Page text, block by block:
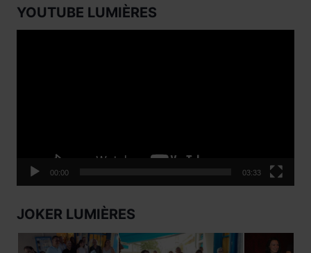
YOUTUBE LUMIÈRES
00:00 03:33
JOKER LUMIÈRES